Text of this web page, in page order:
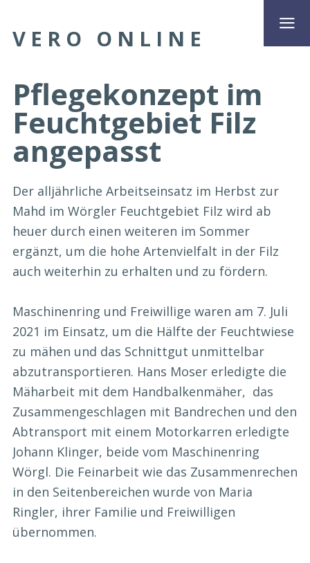
VERO ONLINE
Pflegekonzept im
Feuchtgebiet Filz
angepasst
Der alljährliche Arbeitseinsatz im Herbst zur
Mahd im Wörgler Feuchtgebiet Filz wird ab
heuer durch einen weiteren im Sommer
ergänzt, um die hohe Artenvielfalt in der Filz
auch weiterhin zu erhalten und zu fördern.
Maschinenring und Freiwillige waren am 7. Juli
2021 im Einsatz, um die Hälfte der Feuchtwiese
zu mähen und das Schnittgut unmittelbar
abzutransportieren. Hans Moser erledigte die
Mäharbeit mit dem Handbalkenmäher, das
Zusammengeschlagen mit Bandrechen und den
Abtransport mit einem Motorkarren erledigte
Johann Klinger, beide vom Maschinenring
Wörgl. Die Feinarbeit wie das Zusammenrechen
in den Seitenbereichen wurde von Maria
Ringler, ihrer Familie und Freiwilligen
übernommen.